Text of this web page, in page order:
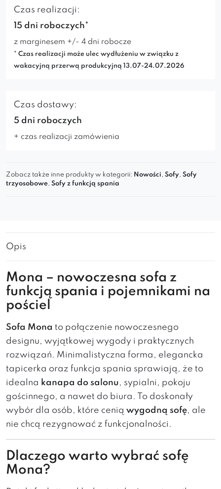
Czas realizacji:
15 dni roboczych*
z marginesem +/- 4 dni robocze
* Czas realizacji może ulec wydłużeniu w związku z
wakacyjną przerwą produkcyjną 13.07-24.07.2026
Czas dostawy:
5 dni roboczych
+ czas realizacji zamówienia
Zobacz także inne produkty w kategorii: Nowości, Sofy, Sofy
trzyosobowe, Sofy z funkcją spania
Opis
Mona – nowoczesna sofa z
funkcją spania i pojemnikami na
pościel
Sofa Mona to połączenie nowoczesnego
designu, wyjątkowej wygody i praktycznych
rozwiązań. Minimalistyczna forma, elegancka
tapicerka oraz funkcja spania sprawiają, że to
idealna kanapa do salonu, sypialni, pokoju
gościnnego, a nawet do biura. To doskonały
wybór dla osób, które cenią wygodną sofę, ale
nie chcą rezygnować z funkcjonalności.
Dlaczego warto wybrać sofę
Mona?